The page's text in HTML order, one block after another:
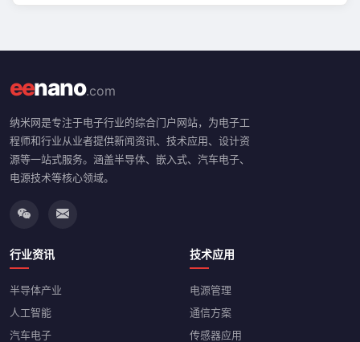
eenano.com
纳米网是专注于电子行业的综合门户网站，为电子工
程师和行业从业者提供新闻资讯、技术应用、设计资
源等一站式服务。涵盖半导体、嵌入式、汽车电子、
电源技术等核心领域。
行业资讯
半导体产业
人工智能
汽车电子
技术应用
电源管理
通信方案
传感器应用